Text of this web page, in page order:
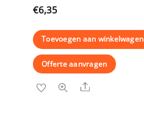
€6,35
Toevoegen aan winkelwagen
Offerte aanvragen
Share